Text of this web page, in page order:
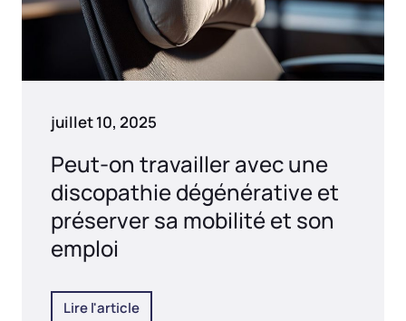
juillet 10, 2025
Peut-on travailler avec une
discopathie dégénérative et
préserver sa mobilité et son
emploi
Lire l'article